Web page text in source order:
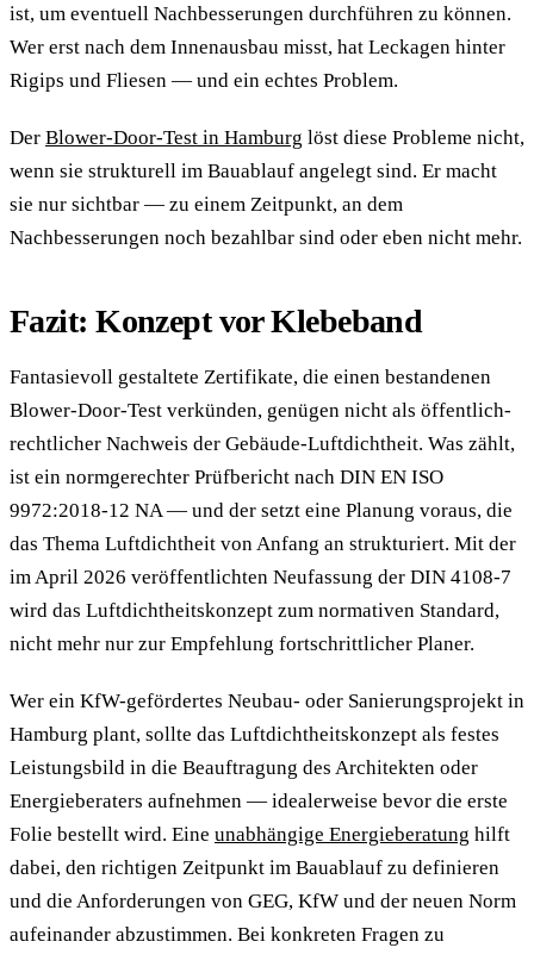
ist, um eventuell Nachbesserungen durchführen zu können.
Wer erst nach dem Innenausbau misst, hat Leckagen hinter
Rigips und Fliesen — und ein echtes Problem.
Der Blower-Door-Test in Hamburg löst diese Probleme nicht,
wenn sie strukturell im Bauablauf angelegt sind. Er macht
sie nur sichtbar — zu einem Zeitpunkt, an dem
Nachbesserungen noch bezahlbar sind oder eben nicht mehr.
Fazit: Konzept vor Klebeband
Fantasievoll gestaltete Zertifikate, die einen bestandenen
Blower-Door-Test verkünden, genügen nicht als öffentlich-
rechtlicher Nachweis der Gebäude-Luftdichtheit. Was zählt,
ist ein normgerechter Prüfbericht nach DIN EN ISO
9972:2018-12 NA — und der setzt eine Planung voraus, die
das Thema Luftdichtheit von Anfang an strukturiert. Mit der
im April 2026 veröffentlichten Neufassung der DIN 4108-7
wird das Luftdichtheitskonzept zum normativen Standard,
nicht mehr nur zur Empfehlung fortschrittlicher Planer.
Wer ein KfW-gefördertes Neubau- oder Sanierungsprojekt in
Hamburg plant, sollte das Luftdichtheitskonzept als festes
Leistungsbild in die Beauftragung des Architekten oder
Energieberaters aufnehmen — idealerweise bevor die erste
Folie bestellt wird. Eine unabhängige Energieberatung hilft
dabei, den richtigen Zeitpunkt im Bauablauf zu definieren
und die Anforderungen von GEG, KfW und der neuen Norm
aufeinander abzustimmen. Bei konkreten Fragen zu